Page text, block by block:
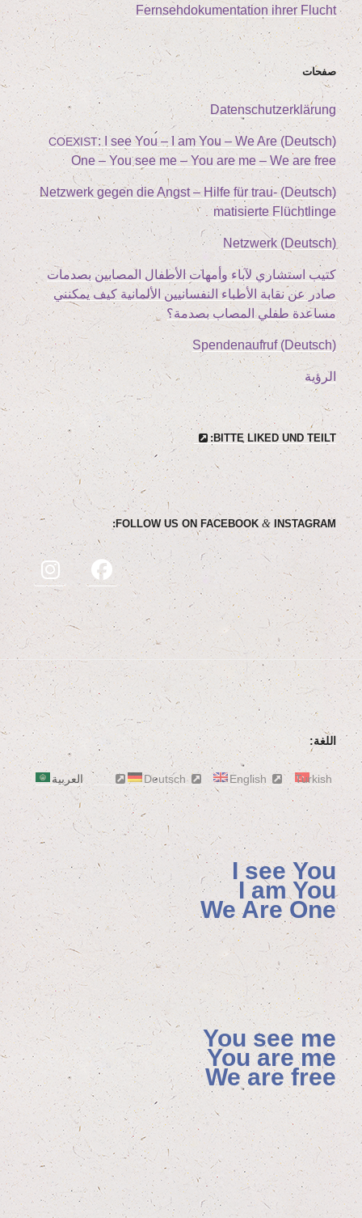
Fern­seh­do­ku­men­ta­ti­on ihrer Flucht
صفحات
Daten­schutz­er­klä­rung
(Deutsch)
COEXIST: I see You – I am You – We Are
One – You see me – You are me – We are free
(Deutsch) Netz­werk gegen die Angst – Hil­fe für trau­
ma­ti­sier­te Flüchtlinge
(Deutsch) Netz­werk
كتيب استشاري لآباء وأمهات الأطفال المصابين بصدمات
صادر عن نقابة الأطباء النفسانيين الألمانية كيف يمكنني
مساعدة طفلي المصاب بصدمة؟
(Deutsch) Spen­den­auf­ruf
الرؤية
BIT­TE LIK­ED UND TEILT:
FOL­LOW US ON FACE­BOOK& INSTAGRAM:
اللغة:
Deutsch English Turkish العربية
I see You
I am You
We Are One
You see me
You are me
We are free